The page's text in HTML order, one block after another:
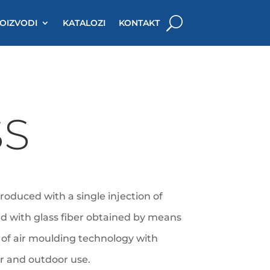
KATALOZI KONTAKT
with a single injection of
with glass fiber obtained by means
air moulding technology with
and outdoor use.